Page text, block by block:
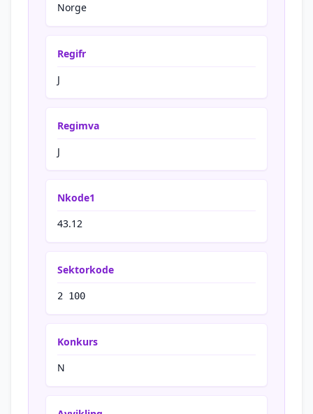
Norge
Regifr
J
Regimva
J
Nkode1
43.12
Sektorkode
2 100
Konkurs
N